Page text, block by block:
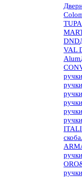
DND
VAL
Alum
скоба
ручки
ручки